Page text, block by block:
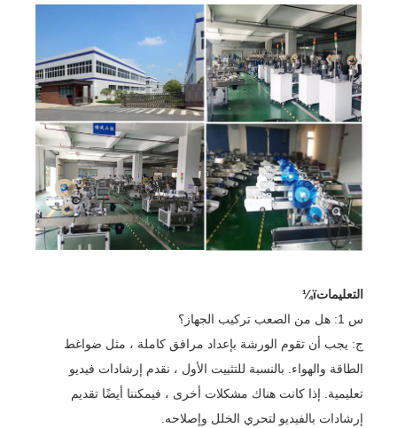
التعليماتï¼
س 1: هل من الصعب تركيب الجهاز؟
ج: يجب أن تقوم الورشة بإعداد مرافق كاملة ، مثل ضواغط
الطاقة والهواء. بالنسبة للتثبيت الأول ، نقدم إرشادات فيديو
تعليمية. إذا كانت هناك مشكلات أخرى ، فيمكننا أيضًا تقديم
إرشادات بالفيديو لتحري الخلل وإصلاحه.